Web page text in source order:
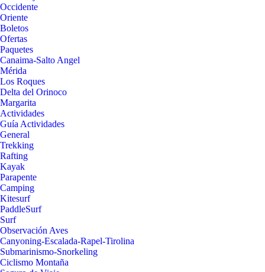
Occidente
Oriente
Boletos
Ofertas
Paquetes
Canaima-Salto Angel
Mérida
Los Roques
Delta del Orinoco
Margarita
Actividades
Guía Actividades
General
Trekking
Rafting
Kayak
Parapente
Camping
Kitesurf
PaddleSurf
Surf
Observación Aves
Canyoning-Escalada-Rapel-Tirolina
Submarinismo-Snorkeling
Ciclismo Montaña